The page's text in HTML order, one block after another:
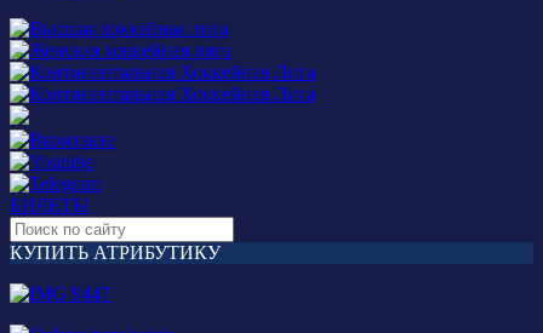
БИЛЕТЫ
КУПИТЬ АТРИБУТИКУ